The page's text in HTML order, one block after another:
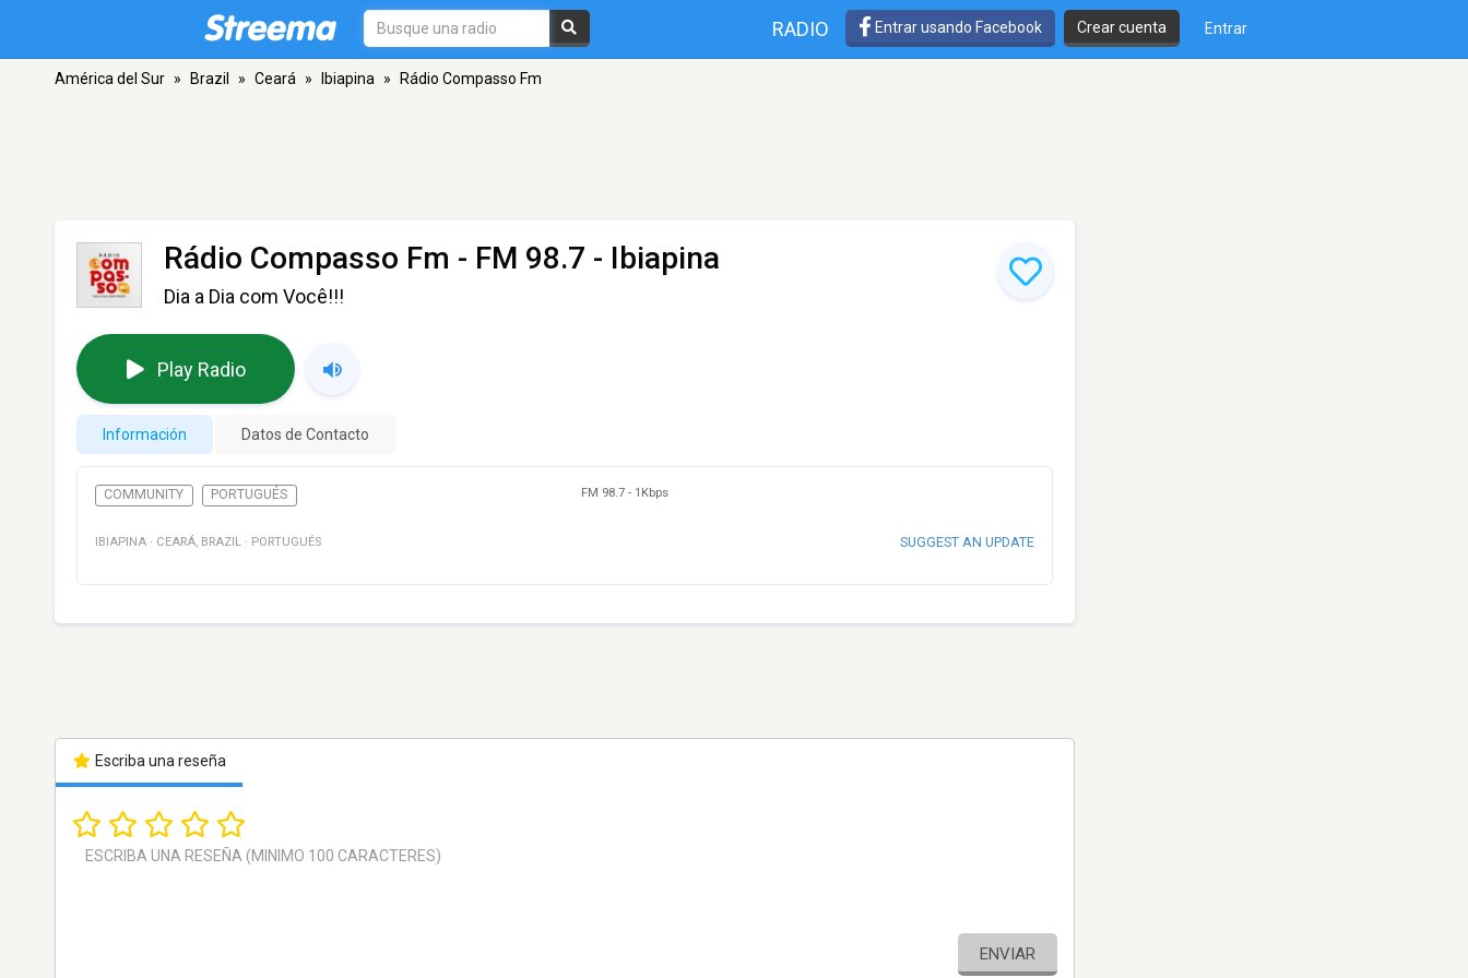
RADIO Entrar usando Facebook Crear cuenta Entrar
América del Sur » Brazil » Ceará » Ibiapina » Rádio Compasso Fm
Rádio Compasso Fm - FM 98.7 - Ibiapina
Dia a Dia com Você!!!
Play Radio
Información Datos de Contacto
COMMUNITY PORTUGUÉS FM 98.7 - 1Kbps
IBIAPINA · CEARÁ, BRAZIL · PORTUGUÉS SUGGEST AN UPDATE
Escriba una reseña
ENVIAR